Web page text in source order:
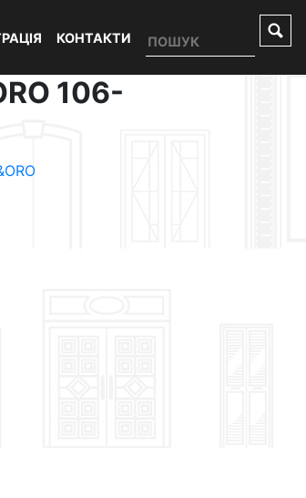
КОНТАКТИ
106-